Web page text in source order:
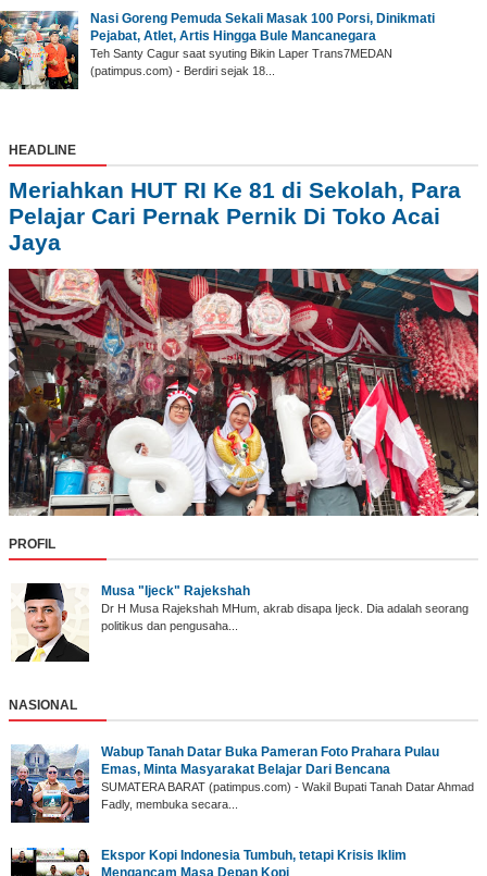
Nasi Goreng Pemuda Sekali Masak 100 Porsi, Dinikmati
Pejabat, Atlet, Artis Hingga Bule Mancanegara
Teh Santy Cagur saat syuting Bikin Laper Trans7MEDAN
(patimpus.com) - Berdiri sejak 18...
HEADLINE
Meriahkan HUT RI Ke 81 di Sekolah, Para
Pelajar Cari Pernak Pernik Di Toko Acai
Jaya
PROFIL
Musa "Ijeck" Rajekshah
Dr H Musa Rajekshah MHum, akrab disapa Ijeck. Dia adalah seorang
politikus dan pengusaha...
NASIONAL
Wabup Tanah Datar ‎Buka Pameran Foto Prahara Pulau
Emas, Minta Masyarakat Belajar Dari Bencana
SUMATERA BARAT (p‎atimpus.com) - Wakil Bupati Tanah Datar Ahmad
Fadly, membuka secara...
Ekspor Kopi Indonesia Tumbuh, tetapi Krisis Iklim
Mengancam Masa Depan Kopi